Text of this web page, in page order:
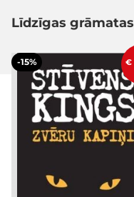
Līdzīgas grāmatas
-15% €